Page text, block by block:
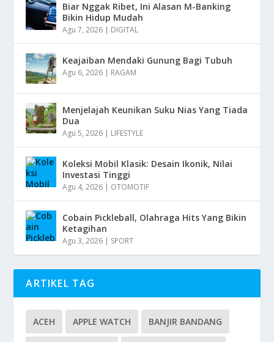
Biar Nggak Ribet, Ini Alasan M-Banking
Bikin Hidup Mudah
Agu 7, 2026 | DIGITAL
Keajaiban Mendaki Gunung Bagi Tubuh
Agu 6, 2026 | RAGAM
Menjelajah Keunikan Suku Nias Yang Tiada
Dua
Agu 5, 2026 | LIFESTYLE
Koleksi Mobil Klasik: Desain Ikonik, Nilai
Investasi Tinggi
Agu 4, 2026 | OTOMOTIF
Cobain Pickleball, Olahraga Hits Yang Bikin
Ketagihan
Agu 3, 2026 | SPORT
ARTIKEL TAG
ACEH APPLE WATCH BANJIR BANDANG